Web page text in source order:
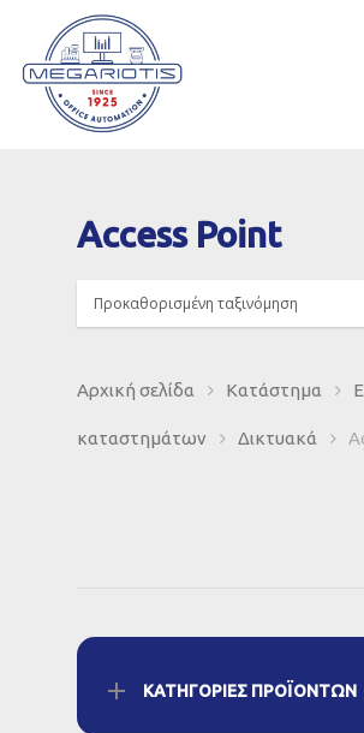
Access Point
Αρχική σελίδα Κατάστημα
καταστημάτων Δικτυακά
ΚΑΤΗΓΟΡΊΕΣ ΠΡΟΪΌΝΤΩΝ